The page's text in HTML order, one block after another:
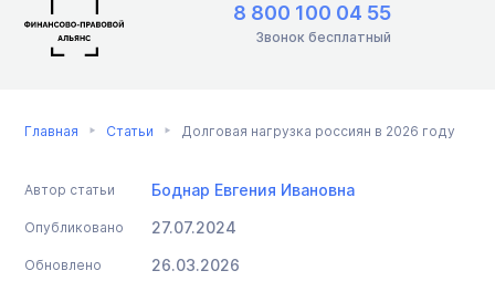
8 800 100 04 55
Звонок бесплатный
Главная Статьи Долговая нагрузка россиян в 2026 году
Автор статьи Боднар Евгения Ивановна
Опубликовано 27.07.2024
Обновлено 26.03.2026